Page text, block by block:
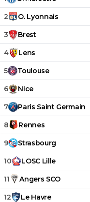
2 O. Lyonnais
3 Brest
4 Lens
5 Toulouse
6 Nice
7 Paris Saint Germain
8 Rennes
9 Strasbourg
10 LOSC Lille
11 Angers SCO
12 Le Havre